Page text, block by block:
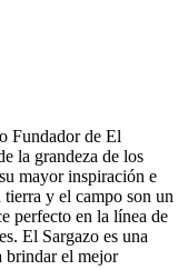
Fundador de El
la grandeza de los
mayor inspiración e
y el campo son un
perfecto en la línea de
El Sargazo es una
brindar el mejor